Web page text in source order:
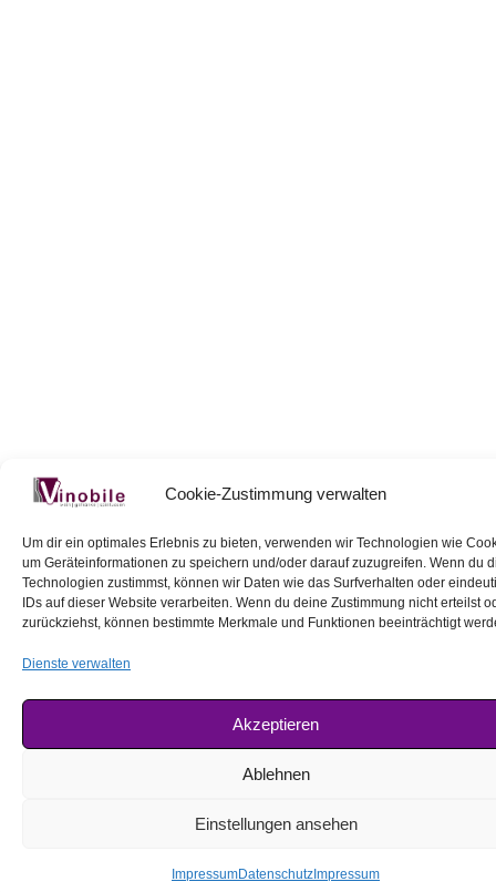
Cookie-Zustimmung verwalten
Um dir ein optimales Erlebnis zu bieten, verwenden wir Technologien wie
um Geräteinformationen zu speichern und/oder darauf zuzugreifen. Wenn du
Technologien zustimmst, können wir Daten wie das Surfverhalten oder
IDs auf dieser Website verarbeiten. Wenn du deine Zustimmung nicht erteilst
zurückziehst, können bestimmte Merkmale und Funktionen beeinträchtigt
Dienste verwalten
Akzeptieren
Ablehnen
Einstellungen ansehen
ImpressumDatenschutz Impressum